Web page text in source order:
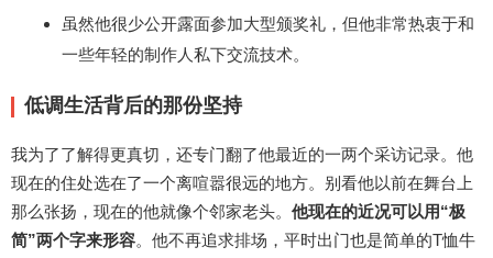
虽然他很少公开露面参加大型颁奖礼，但他非常热衷于和
一些年轻的制作人私下交流技术。
低调生活背后的那份坚持
我为了了解得更真切，还专门翻了他最近的一两个采访记录。他
现在的住处选在了一个离喧嚣很远的地方。别看他以前在舞台上
那么张扬，现在的他就像个邻家老头。 他现在的近况可以用“极
简”两个字来形容。他不再追求排场，平时出门也是简单的T恤牛